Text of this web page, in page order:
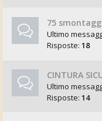
75
Ultimo
Risposte: 18
CINTURA
Ultimo
Risposte: 14